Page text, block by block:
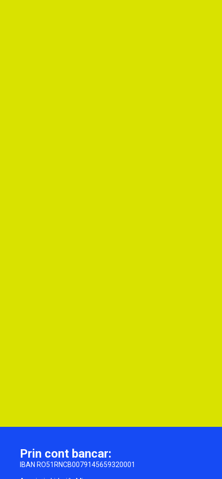
Prin cont bancar:
IBAN RO51RNCB0079145659320001